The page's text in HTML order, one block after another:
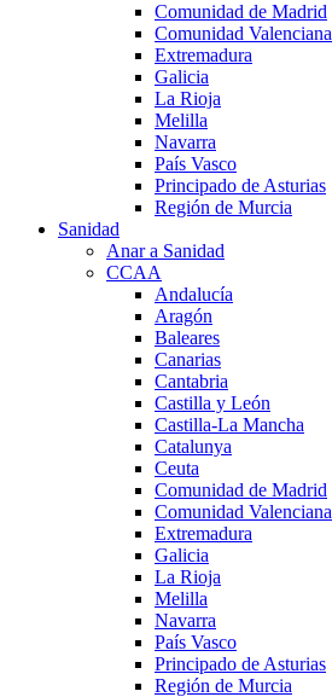
Comunidad de Madrid
Comunidad Valenciana
Extremadura
Galicia
La Rioja
Melilla
Navarra
País Vasco
Principado de Asturias
Región de Murcia
Sanidad
Anar a Sanidad
CCAA
Andalucía
Aragón
Baleares
Canarias
Cantabria
Castilla y León
Castilla-La Mancha
Catalunya
Ceuta
Comunidad de Madrid
Comunidad Valenciana
Extremadura
Galicia
La Rioja
Melilla
Navarra
País Vasco
Principado de Asturias
Región de Murcia